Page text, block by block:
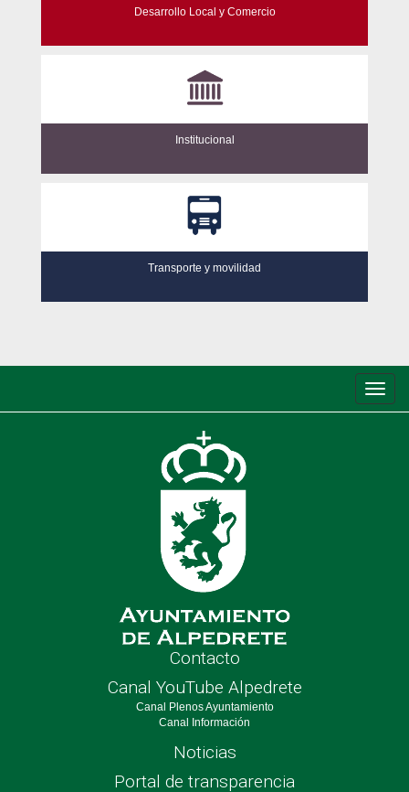
Desarrollo Local y Comercio
Institucional
Transporte y movilidad
de
Contacto
Canal YouTube Alpedrete
Canal Plenos Ayuntamiento
Canal Información
Noticias
Portal de transparencia